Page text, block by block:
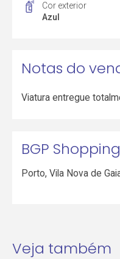
Cor exterior
Azul
Notas do
Viatura entregue
BGP
Porto,Vila Nova de
Veja também